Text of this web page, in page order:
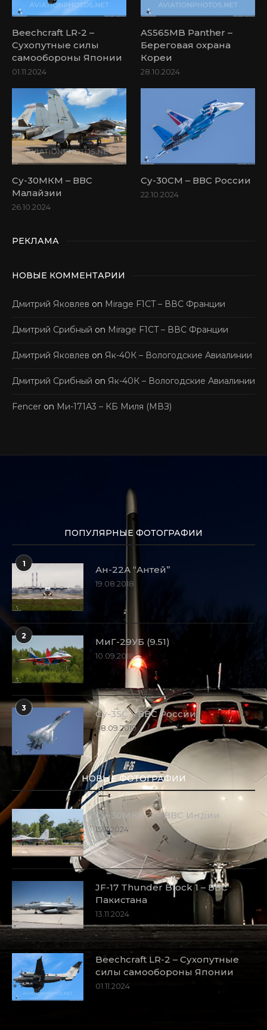
Beechcraft LR-2 –
Сухопутные силы
самообороны Японии
01.11.2024
AS565MB Panther –
Береговая охрана
Кореи
28.10.2024
Су-30МКМ – ВВС
Малайзии
26.10.2024
Су-30СМ – ВВС России
22.10.2024
РЕКЛАМА
НОВЫЕ КОММЕНТАРИИ
Дмитрий Яковлев on Mirage F1CT – ВВС Франции
Дмитрий Срибный on Mirage F1CT – ВВС Франции
Дмитрий Яковлев on Як-40К – Вологодские Авиалинии
Дмитрий Срибный on Як-40К – Вологодские Авиалинии
Fencer on Ми-171А3 – КБ Миля (МВЗ)
ПОПУЛЯРНЫЕ ФОТОГРАФИИ
1
Ан-22А “Антей”
19.08.2018
2
МиГ-29УБ (9.51)
10.09.2018
3
Су-35С – ВВС России
08.09.2019
НОВЫЕ ФОТОГРАФИИ
Су-30МКИ-3 – ВВС Индии
15.11.2024
JF-17 Thunder Block 1 – ВВС
Пакистана
13.11.2024
Beechcraft LR-2 – Сухопутные
силы самообороны Японии
01.11.2024